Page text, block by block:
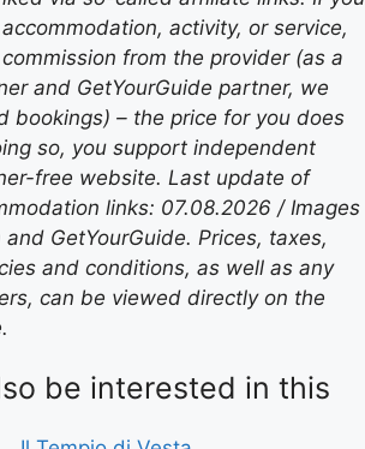
activity, or service,
from the provider (as a
and GetYourGuide partner, we
bookings) – the price for you does
so, you support independent
free website. Last update of
links: 07.08.2026 / Images
GetYourGuide. Prices, taxes,
and conditions, as well as any
can be viewed directly on the
be interested in this